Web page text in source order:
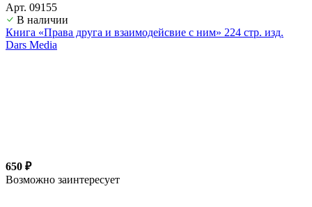
Арт. 09155
В наличии
Книга «Права друга и взаимодейсвие с ним» 224 стр. изд.
Dars Media
650 ₽
Возможно заинтересует